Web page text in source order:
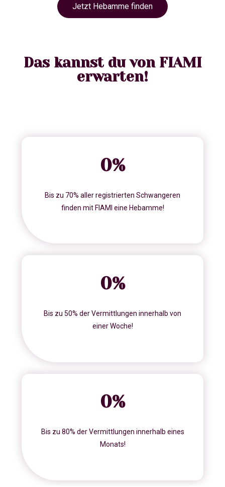
Jetzt Hebamme finden
Das kannst du von FIAMI
erwarten!
0%
Bis zu 70% aller registrierten Schwangeren
finden mit FIAMI eine Hebamme!
0%
Bis zu 50% der Vermittlungen innerhalb von
einer Woche!
0%
Bis zu 80% der Vermittlungen innerhalb eines
Monats!